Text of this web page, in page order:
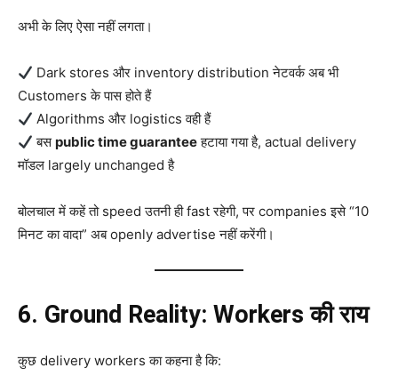
अभी के लिए ऐसा नहीं लगता।
Dark stores और inventory distribution नेटवर्क अब भी
Customers के पास होते हैं
Algorithms और logistics वही हैं
बसpublic time guaranteeहटाया गया है, actual delivery
मॉडल largely unchanged है
बोलचाल में कहें तो speed उतनी ही fast रहेगी, पर companies इसे “10
मिनट का वादा” अब openly advertise नहीं करेंगी।
6. Ground Reality: Workers की राय
कुछ delivery workers का कहना है कि: